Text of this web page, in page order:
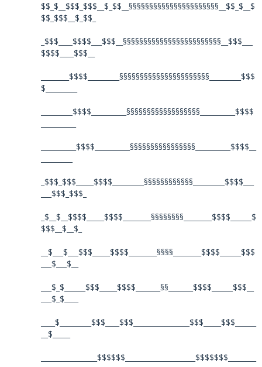
$$_$__$$$_$$$__$_$$__§§§§§§§§§§§§§§§§§§§§§§__$$_$__$
$$_$$$__$_$$_
_$$$____$$$$___$$$__§§§§§§§§§§§§§§§§§§§§§§§§__$$$___
$$$$____$$$__
________$$$$_________§§§§§§§§§§§§§§§§§§§§§§_________$$$
$_________
_________$$$$__________§§§§§§§§§§§§§§§§§§__________$$$$
__________$$$$__________§§§§§§§§§§§§§§§§__________$$$$__
_$$$_$$$_____$$$$_________§§§§§§§§§§§§_________$$$$___
___$$$_$$$_
_$__$__$$$$_____$$$$________§§§§§§§§________$$$$______$
$$$__$__$_
__$___$___$$$_____$$$$________§§§§________$$$$______$$$
___$___$__
___$_$______$$$_____$$$$_______§§_______$$$$______$$$__
___$_$____
____$_________$$$____$$$________________$$$_____$$$______
__$_____
________________$$$$$$____________________$$$$$$$________